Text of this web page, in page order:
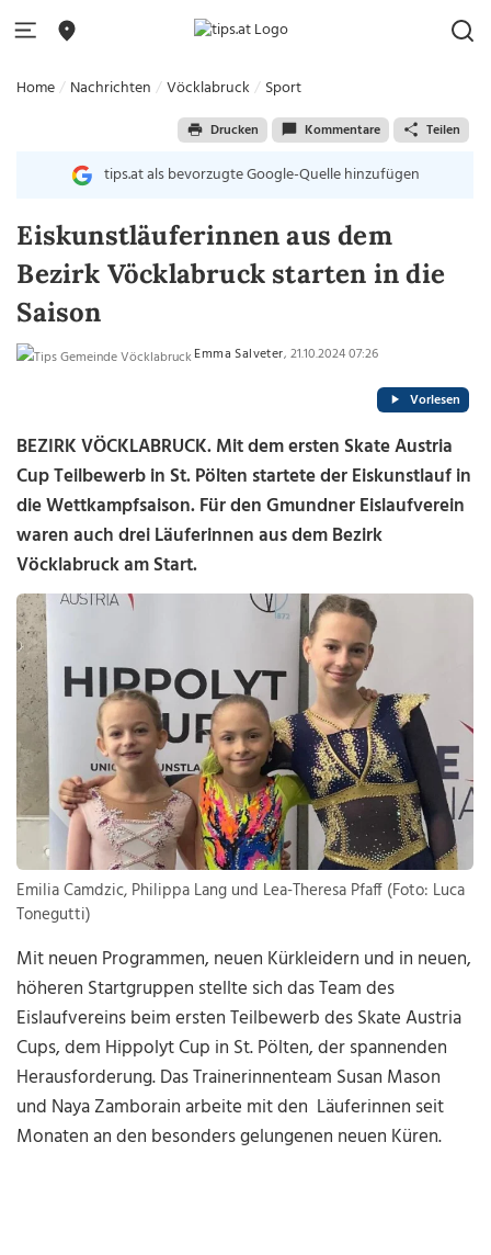
Home Nachrichten Vöcklabruck Sport
Drucken Kommentare Teilen
tips.at als bevorzugte Google-Quelle hinzufügen
Eiskunstläuferinnen aus dem
Bezirk Vöcklabruck starten in die
Saison
Emma Salveter, 21.10.2024 07:26
Vorlesen
BEZIRK VÖCKLABRUCK. Mit dem ersten Skate Austria
Cup Teilbewerb in St. Pölten startete der Eiskunstlauf in
die Wettkampfsaison. Für den Gmundner Eislaufverein
waren auch drei Läuferinnen aus dem Bezirk
Vöcklabruck am Start.
Emilia Camdzic, Philippa Lang und Lea-Theresa Pfaff (Foto: Luca
Tonegutti)
Mit neuen Programmen, neuen Kürkleidern und in neuen,
höheren Startgruppen stellte sich das Team des
Eislaufvereins beim ersten Teilbewerb des Skate Austria
Cups, dem Hippolyt Cup in St. Pölten, der spannenden
Herausforderung. Das Trainerinnenteam Susan Mason
und Naya Zamborain arbeite mit den Läuferinnen seit
Monaten an den besonders gelungenen neuen Küren.